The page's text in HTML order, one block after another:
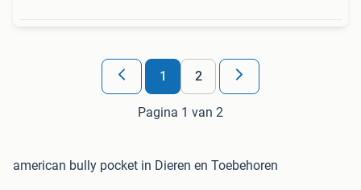
1 2
Pagina 1 van 2
american bully pocket in Dieren en Toebehoren